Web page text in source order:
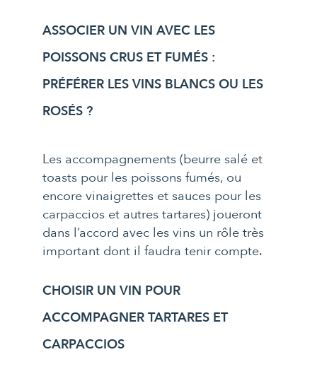
ASSOCIER UN VIN AVEC LES
POISSONS CRUS ET FUMÉS :
PRÉFÉRER LES VINS BLANCS OU LES
ROSÉS ?
Les accompagnements (beurre salé et
toasts pour les poissons fumés, ou
encore vinaigrettes et sauces pour les
carpaccios et autres tartares) joueront
dans l’accord avec les vins un rôle très
important dont il faudra tenir compte.
CHOISIR UN VIN POUR
ACCOMPAGNER TARTARES ET
CARPACCIOS